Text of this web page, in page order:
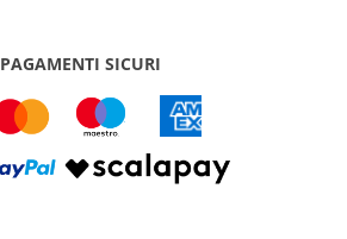
PAGAMENTI SICURI